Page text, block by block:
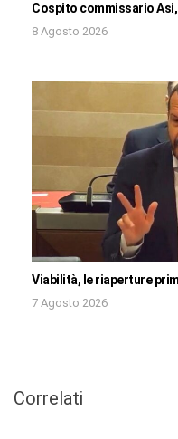
Cospito commissario
8 Agosto 2026
Viabilità, le riaperture
7 Agosto 2026
Correlati